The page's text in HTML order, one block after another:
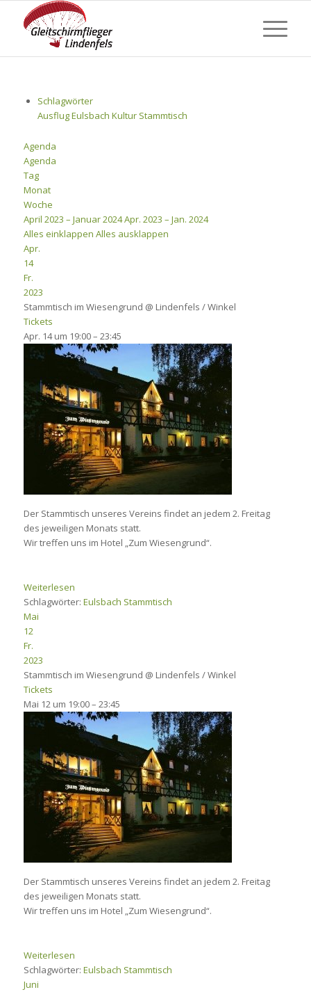
Schlagwörter
AusflugEulsbach Kultur Stammtisch
Agenda
Agenda
Tag
Monat
Woche
April 2023 – Januar 2024Apr. 2023 – Jan. 2024
Alles einklappen Alles ausklappen
Apr.
14
Fr.
2023
Stammtisch im Wiesengrund @ Lindenfels / Winkel
Tickets
Apr. 14 um 19:00 – 23:45
Der Stammtisch unseres Vereins findet an jedem 2. Freitag
des jeweiligen Monats statt.
Wir treffen uns im Hotel „Zum Wiesengrund“.
Weiterlesen
Schlagwörter: Eulsbach Stammtisch
Mai
12
Fr.
2023
Stammtisch im Wiesengrund @ Lindenfels / Winkel
Tickets
Mai 12 um 19:00 – 23:45
Der Stammtisch unseres Vereins findet an jedem 2. Freitag
des jeweiligen Monats statt.
Wir treffen uns im Hotel „Zum Wiesengrund“.
Weiterlesen
Schlagwörter: Eulsbach Stammtisch
Juni